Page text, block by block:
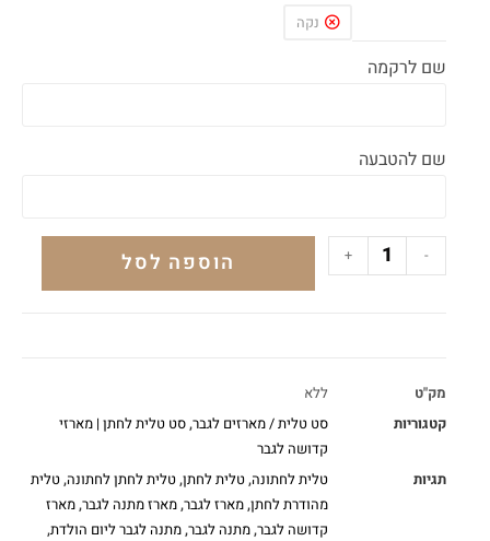
נקה
שם לרקמה
שם להטבעה
-
+ הוספה לסל
מק"ט
ללא
קטגוריות
סט טלית / מארזים לגבר,סט טלית לחתן | מארזי
קדושה לגבר
תגיות
טלית לחתונה,טלית לחתן,טלית לחתן לחתונה,טלית
מהודרת לחתן,מארז לגבר,מארז מתנה לגבר,מארז
קדושה לגבר,מתנה לגבר,מתנה לגבר ליום הולדת,